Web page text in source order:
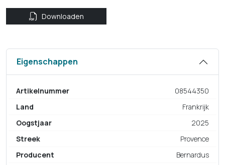
Downloaden
Eigenschappen
Artikelnummer
08544350
Land
Frankrijk
Oogstjaar
2025
Streek
Provence
Producent
Bernardus